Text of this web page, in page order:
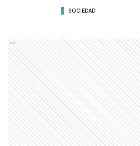
SOCIEDAD
Ads